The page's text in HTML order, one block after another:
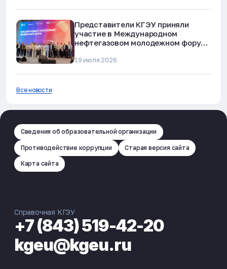
Представители КГЭУ приняли
участие в Международном
нефтегазовом молодежном форуме
19 июля 2026
Все новости
Сведения об образовательной организации
Противодействие коррупции Старая версия сайта
Карта сайта
Справочная КГЭУ
+7 (843) 519-42-20
kgeu@kgeu.ru